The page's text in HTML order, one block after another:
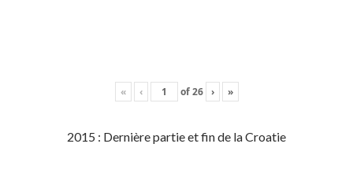
« ‹ of26 › »
2015 : Dernière partie et fin de la Croatie